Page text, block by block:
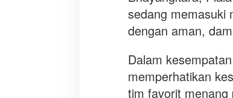
sedang memasuki
dengan aman,
Dalam
memperhatikan
tim favorit